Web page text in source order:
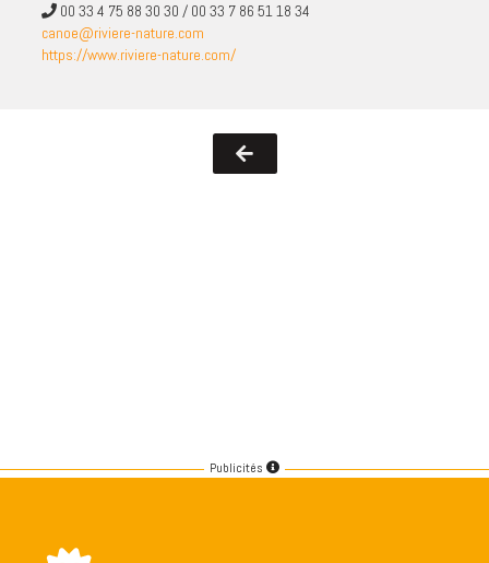
00 33 4 75 88 30 30 / 00 33 7 86 51 18 34
canoe@riviere-nature.com
https://www.riviere-nature.com/
Publicités